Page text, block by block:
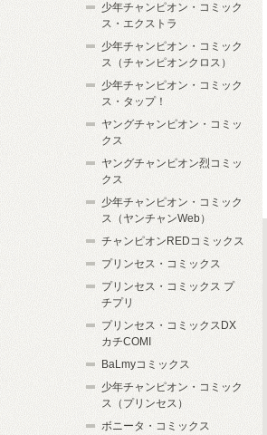
少年チャンピオン・コミック
ス・エクストラ
少年チャンピオン・コミック
ス（チャンピオンクロス）
少年チャンピオン・コミック
ス・タップ！
ヤングチャンピオン・コミッ
クス
ヤングチャンピオン烈コミッ
クス
少年チャンピオン・コミック
ス（ヤンチャンWeb）
チャンピオンREDコミックス
プリンセス・コミックス
プリンセス・コミックス プ
チプリ
プリンセス・コミックスDX
カチCOMI
BaLmyコミックス
少年チャンピオン・コミック
ス（プリンセス）
ボニータ・コミックス